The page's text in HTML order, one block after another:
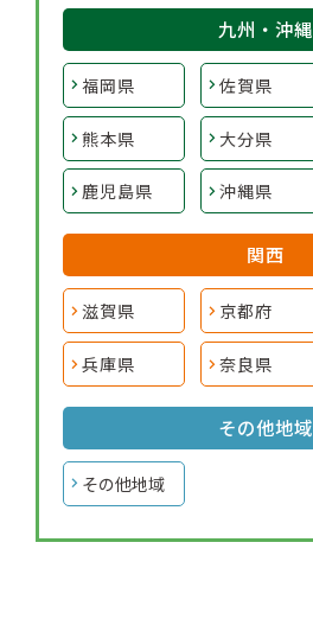
九州・沖縄
福岡県 佐賀県
熊本県 大分県
鹿児島県 沖縄県
関西
滋賀県 京都府
兵庫県 奈良県
その他地域
その他地域